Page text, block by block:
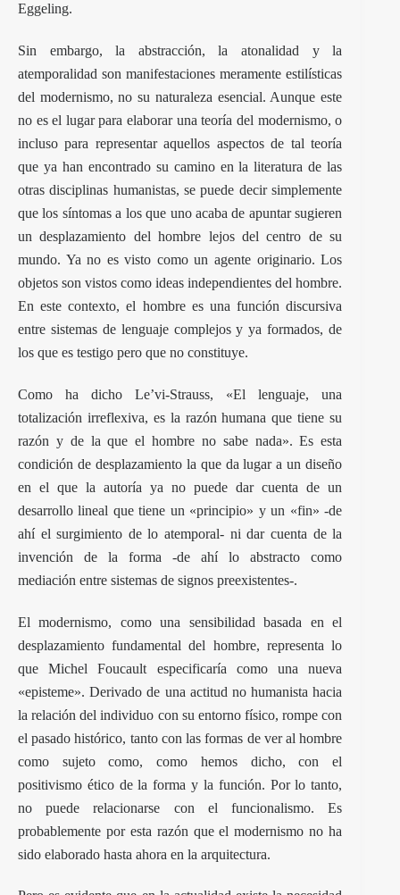
Eggeling.
Sin embargo, la abstracción, la atonalidad y la
atemporalidad son manifestaciones meramente estilísticas
del modernismo, no su naturaleza esencial. Aunque este
no es el lugar para elaborar una teoría del modernismo, o
incluso para representar aquellos aspectos de tal teoría
que ya han encontrado su camino en la literatura de las
otras disciplinas humanistas, se puede decir simplemente
que los síntomas a los que uno acaba de apuntar sugieren
un desplazamiento del hombre lejos del centro de su
mundo. Ya no es visto como un agente originario. Los
objetos son vistos como ideas independientes del hombre.
En este contexto, el hombre es una función discursiva
entre sistemas de lenguaje complejos y ya formados, de
los que es testigo pero que no constituye.
Como ha dicho Le’vi-Strauss, «El lenguaje, una
totalización irreflexiva, es la razón humana que tiene su
razón y de la que el hombre no sabe nada». Es esta
condición de desplazamiento la que da lugar a un diseño
en el que la autoría ya no puede dar cuenta de un
desarrollo lineal que tiene un «principio» y un «fin» -de
ahí el surgimiento de lo atemporal- ni dar cuenta de la
invención de la forma -de ahí lo abstracto como
mediación entre sistemas de signos preexistentes-.
El modernismo, como una sensibilidad basada en el
desplazamiento fundamental del hombre, representa lo
que Michel Foucault especificaría como una nueva
«episteme». Derivado de una actitud no humanista hacia
la relación del individuo con su entorno físico, rompe con
el pasado histórico, tanto con las formas de ver al hombre
como sujeto como, como hemos dicho, con el
positivismo ético de la forma y la función. Por lo tanto,
no puede relacionarse con el funcionalismo. Es
probablemente por esta razón que el modernismo no ha
sido elaborado hasta ahora en la arquitectura.